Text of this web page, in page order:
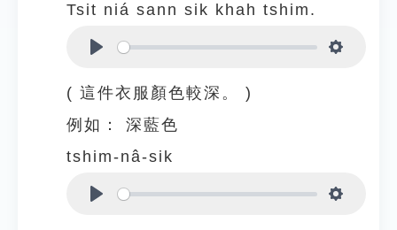
Tsit niá sann sik khah tshim.
( 這件衣服顏色較深。 )
例如：
深藍色
tshim-nâ-sik